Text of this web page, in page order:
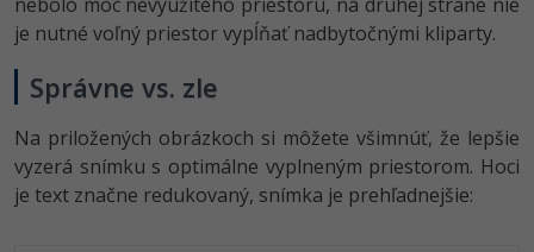
je nutné voľný priestor vypĺňať nadbytočnými kliparty.
Správne vs. zle
Na priložených obrázkoch si môžete všimnúť, že lepšie
vyzerá snímku s optimálne vyplneným priestorom. Hoci
je text značne redukovaný, snímka je prehľadnejšie: